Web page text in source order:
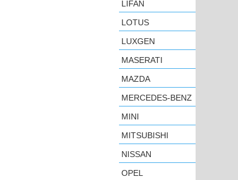
LIFAN
LOTUS
LUXGEN
MASERATI
MAZDA
MERCEDES-BENZ
MINI
MITSUBISHI
NISSAN
OPEL